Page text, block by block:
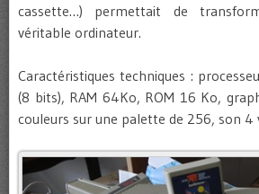
cassette…) permettait de
véritable ordinateur.
Caractéristiques techniques :
(8 bits), RAM 64Ko, ROM 16 Ko,
couleurs sur une palette de 256, son 4